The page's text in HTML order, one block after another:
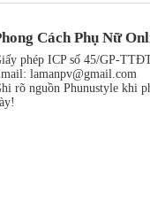
Cách Phụ Nữ
phép ICP số 45/GP-
lamanpv@gmail.com
rõ nguồn Phunustyle khi